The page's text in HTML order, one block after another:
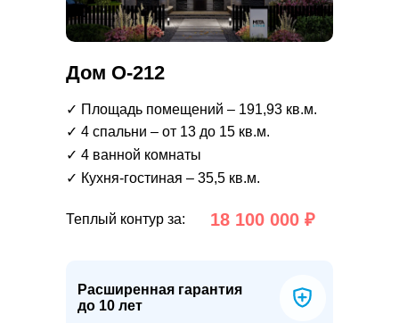
Расширенная гарантия
до 10 лет
Теплый контур за:
✓ Кухня-гостиная – 35,5 кв.м.
✓ 4 ванной комнаты
✓ 4 спальни – от 13 до 15 кв.м.
✓ Площадь помещений – 191,93 кв.м.
18 100 000 ₽
Дом О-212